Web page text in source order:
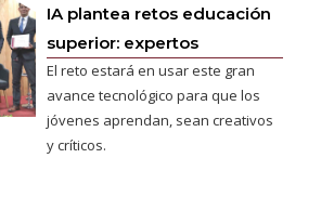
IA plantea retos educación
superior: expertos
El reto estará en usar este gran
avance tecnológico para que los
jóvenes aprendan, sean creativos
y críticos.